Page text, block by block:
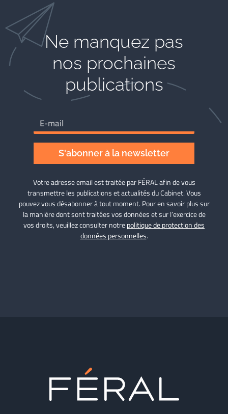
Ne manquez pas
nos prochaines
publications
S'abonner à la newsletter
Votre adresse email est traitée par FÉRAL afin de vous
transmettre les publications et actualités du Cabinet. Vous
pouvez vous désabonner à tout moment. Pour en savoir plus sur
la manière dont sont traitées vos données et sur l’exercice de
vos droits, veuillez consulter notrepolitique de protection des
données personnelles.